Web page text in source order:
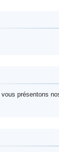
vous présentons